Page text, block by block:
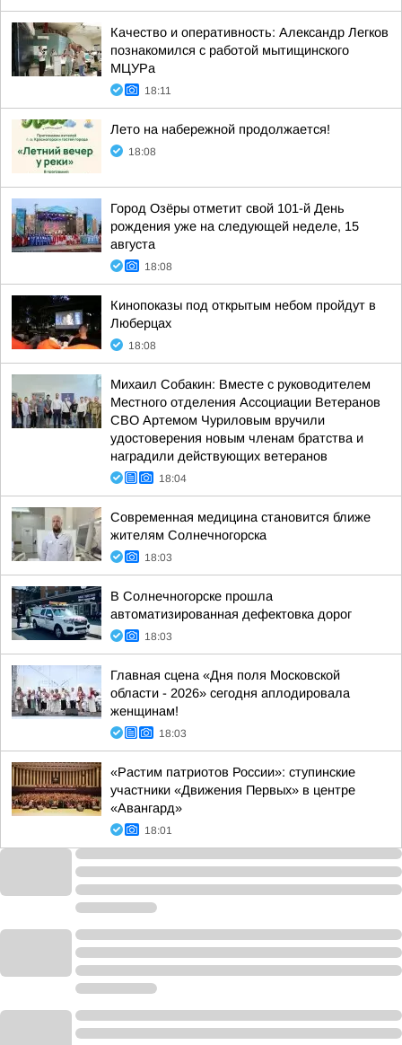
Качество и оперативность: Александр Легков
познакомился с работой мытищинского
МЦУРа
18:11
Лето на набережной продолжается!
18:08
Город Озёры отметит свой 101-й День
рождения уже на следующей неделе, 15
августа
18:08
Кинопоказы под открытым небом пройдут в
Люберцах
18:08
Михаил Собакин: Вместе с руководителем
Местного отделения Ассоциации Ветеранов
СВО Артемом Чуриловым вручили
удостоверения новым членам братства и
наградили действующих ветеранов
18:04
Современная медицина становится ближе
жителям Солнечногорска
18:03
В Солнечногорске прошла
автоматизированная дефектовка дорог
18:03
Главная сцена «Дня поля Московской
области - 2026» сегодня аплодировала
женщинам!
18:03
«Растим патриотов России»: ступинские
участники «Движения Первых» в центре
«Авангард»
18:01